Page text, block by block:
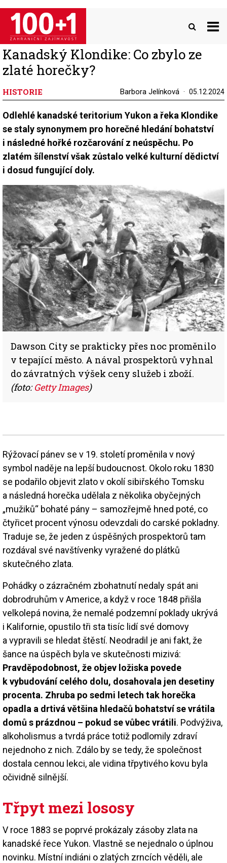
Přejít
hlavnímu
obsahu
Kanadský Klondike: Co zbylo ze
zlaté horečky?
HISTORIE Barbora Jelínková 05.12.2024
Odlehlé kanadské teritorium Yukon a řeka Klondike
se staly synonymem pro horečné hledání bohatství
i následné hořké rozčarování z neúspěchu. Po
zlatém šílenství však zůstalo velké kulturní dědictví
i dosud fungující doly.
Dawson City se prakticky přes noc proměnilo
v tepající město. A nával prospektorů vyhnal
do závratných výšek ceny služeb i zboží.
(foto:Getty Images)
Rýžovací pánev se v 19. století proměnila v nový
symbol naděje na lepší budoucnost. Okolo roku 1830
se podařilo objevit zlato v okolí sibiřského Tomsku
a následná horečka udělala z několika obyčejných
„mužiků“ bohaté pány – samozřejmě hned poté, co
čtyřicet procent výnosu odevzdali do carské pokladny.
Traduje se, že jeden z úspěšných prospektorů tam
rozdával své navštívenky vyražené do plátků
skutečného zlata.
Pohádky o zázračném zbohatnutí nedaly spát ani
dobrodruhům v Americe, a když v roce 1848 přišla
velkolepá novina, že nemalé podzemní poklady ukrývá
i Kalifornie, opustilo tři sta tisíc lidí své domovy
a vypravili se hledat štěstí. Neodradil je ani fakt, že
šance na úspěch byla ve skutečnosti mizivá:
Pravděpodobnost, že objev ložiska povede
k vybudování celého dolu, dosahovala jen desetiny
procenta. Zhruba po sedmi letech tak horečka
opadla a drtivá většina hledačů bohatství se vrátila
domů s prázdnou – pokud se vůbec vrátili. Podvýživa,
alkoholismus a tvrdá práce totiž podlomily zdraví
nejednoho z nich. Zdálo by se tedy, že společnost
dostala cennou lekci, ale vidina třpytivého kovu byla
očividně silnější.
Třpyt mezi lososy
V roce 1883 se poprvé prokázaly zásoby zlata na
kanadské řece Yukon. Vlastně se nejednalo o úplnou
novinku. Místní indiáni o zlatých zrncích věděli, ale